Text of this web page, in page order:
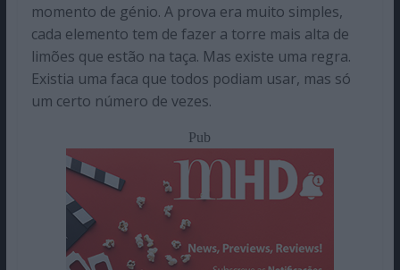
momento de génio. A prova era muito simples,
cada elemento tem de fazer a torre mais alta de
limões que estão na taça. Mas existe uma regra.
Existia uma faca que todos podiam usar, mas só
um certo número de vezes.
Pub